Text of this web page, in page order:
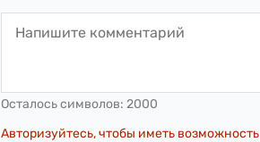
Осталось символов: 2000
Авторизуйтесь, чтобы иметь возможность